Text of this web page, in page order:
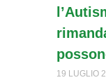
19 LUGLIO